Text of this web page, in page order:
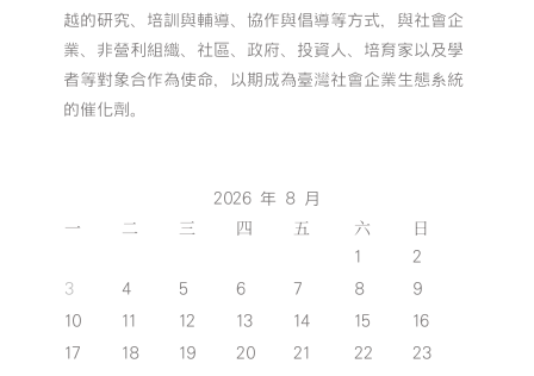
越的研究、培訓與輔導、協作與倡導等方式，與社會企
業、非營利組織、社區、政府、投資人、培育家以及學
者等對象合作為使命，以期成為臺灣社會企業生態系統
的催化劑。
2026 年 8 月
一 二 三 四 五 六 日
1
2
3
4 5 6 7 8
9
10
11 12 13 14 15
16
17
18 19 20 21 22
23